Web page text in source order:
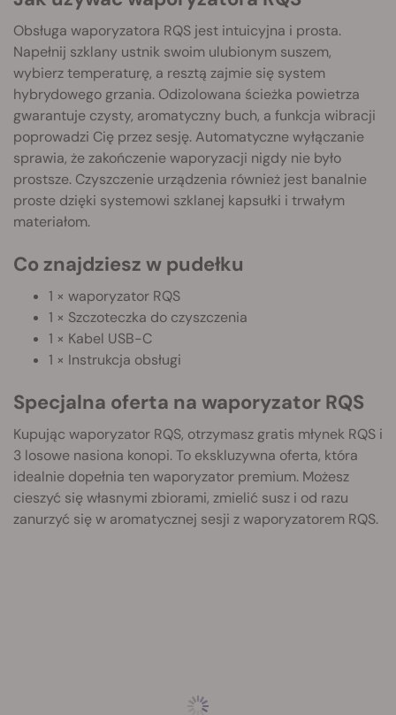
Obsługa waporyzatora RQS jest intuicyjna i prosta.
Napełnij szklany ustnik swoim ulubionym suszem,
wybierz temperaturę, a resztą zajmie się system
hybrydowego grzania. Odizolowana ścieżka powietrza
gwarantuje czysty, aromatyczny buch, a funkcja wibracji
poprowadzi Cię przez sesję. Automatyczne wyłączanie
sprawia, że zakończenie waporyzacji nigdy nie było
prostsze. Czyszczenie urządzenia również jest banalnie
proste dzięki systemowi szklanej kapsułki i trwałym
materiałom.
Co znajdziesz w pudełku
1 × waporyzator RQS
1 × Szczoteczka do czyszczenia
1 × Kabel USB-C
1 × Instrukcja obsługi
Specjalna oferta na waporyzator RQS
Kupując waporyzator RQS, otrzymasz gratis młynek RQS i
3 losowe nasiona konopi. To ekskluzywna oferta, która
idealnie dopełnia ten waporyzator premium. Możesz
cieszyć się własnymi zbiorami, zmielić susz i od razu
zanurzyć się w aromatycznej sesji z waporyzatorem RQS.